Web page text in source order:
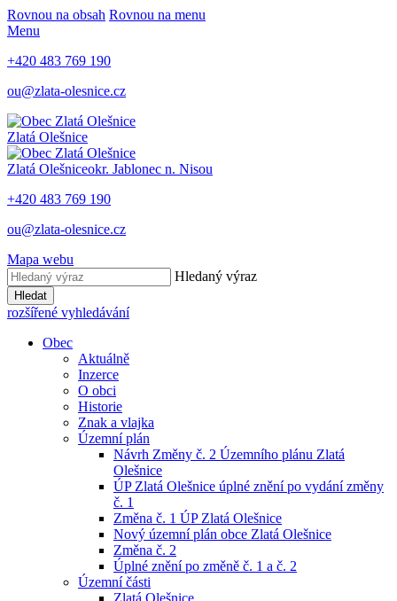
Rovnou na obsah Rovnou na menu
Menu
+420 483 769 190
ou@zlata-olesnice.cz
Zlatá Olešnice
Zlatá Olešniceokr. Jablonec n. Nisou
+420 483 769 190
ou@zlata-olesnice.cz
Mapa webu
Hledaný výraz
Hledat
rozšířené vyhledávání
Obec
Aktuálně
Inzerce
O obci
Historie
Znak a vlajka
Územní plán
Návrh Změny č. 2 Územního plánu Zlatá
Olešnice
ÚP Zlatá Olešnice úplné znění po vydání změny
č. 1
Změna č. 1 ÚP Zlatá Olešnice
Nový územní plán obce Zlatá Olešnice
Změna č. 2
Úplné znění po změně č. 1 a č. 2
Územní části
Zlatá Olešnice